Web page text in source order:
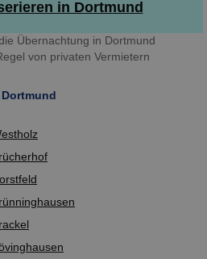
in Dortmund
Übernachtung in Dortmund
von privaten Vermietern